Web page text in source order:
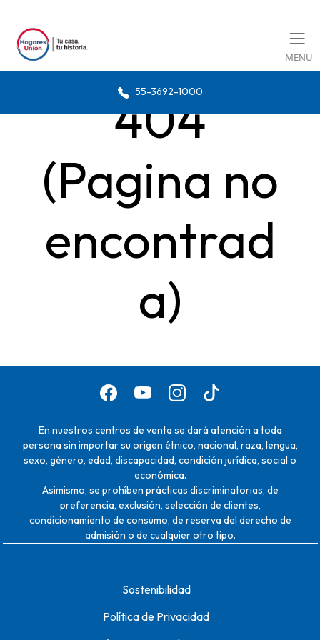
MENU
55-3692-1000
404
(Pagina no
encontrad
a)
En nuestros centros de venta se dará atención a toda
persona sin importar su origen étnico, nacional, raza, lengua,
sexo, género, edad, discapacidad, condición jurídica, social o
económica.
Asimismo, se prohíben prácticas discriminatorias, de
preferencia, exclusión, selección de clientes,
condicionamiento de consumo, de reserva del derecho de
admisión o de cualquier otro tipo.
Sostenibilidad
Política de Privacidad